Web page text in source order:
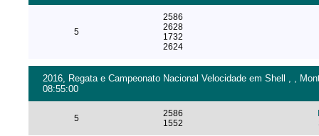
5
2586
2628
1732
2624
2016, Regata e Campeonato Nacional Velocidade em Shell , ,
08:55:00
5
2586
1552